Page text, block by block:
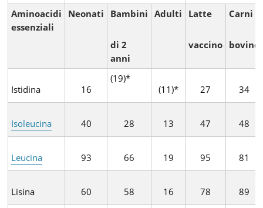
Aminoacidi
essenziali
Neonati Bambini
di 2
anni
Adulti Latte
vaccino
Carni
bovine
Istidina 16
(19)*
(11)*
27 34
Isoleucina 40 28 13 47 48
Leucina 93 66 19 95 81
Lisina 60 58 16 78 89